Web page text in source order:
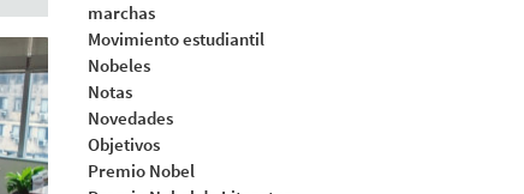
marchas
Movimiento estudiantil
Nobeles
Notas
Novedades
Objetivos
Premio Nobel